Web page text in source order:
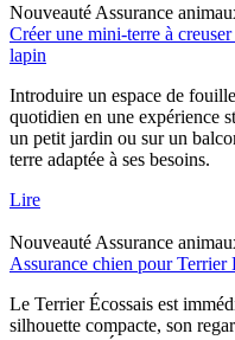
Nouveauté Assurance
Créer une mini-terre à
lapin
Introduire un espace de
quotidien en une expérience
un petit jardin ou sur un
terre adaptée à ses besoins.
Lire
Nouveauté Assurance
Assurance chien pour Terrier
Le Terrier Écossais est
silhouette compacte, son